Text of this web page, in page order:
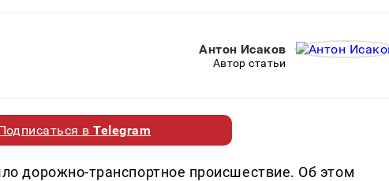
Антон Исаков
Автор статьи
вTelegram
дорожно-транспортное происшествие. Об этом